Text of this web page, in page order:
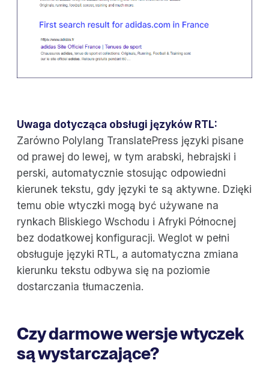
Uwaga dotycząca obsługi języków RTL:
Zarówno Polylang TranslatePress języki pisane
od prawej do lewej, w tym arabski, hebrajski i
perski, automatycznie stosując odpowiedni
kierunek tekstu, gdy języki te są aktywne. Dzięki
temu obie wtyczki mogą być używane na
rynkach Bliskiego Wschodu i Afryki Północnej
bez dodatkowej konfiguracji. Weglot w pełni
obsługuje języki RTL, a automatyczna zmiana
kierunku tekstu odbywa się na poziomie
dostarczania tłumaczenia.
Czy darmowe wersje wtyczek
są wystarczające?